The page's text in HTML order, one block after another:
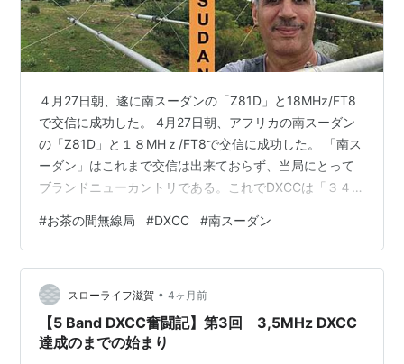
待できる。4アマに許されている最大電力が20ワットだ
からと言って、排気量に応じて自動車のナンバープレー
トの番号が変わるようなシステムはないからバレる心配
はまずないし、地方の放送局程度の設備なら電話一本で
即購入・設置できる。機材の操作は簡単。小学生にでも
動かせるから心配ない。
外国語ができないことを心配する必要もない。英語で覚
＝ファイブナイン＝無線用語で「よく聞こえてるよ」の
意）」と「サンキュー」の3つだけだ。幼稚園児にだっ
を使って、交信したという事実だけを構築すれば、それ
以上のコミュニケーションは百害あって一利なし。その
ようなドッグパイルにあって世間話に花を咲かせようも
４月27日朝、遂に南スーダンの「Z81D」と18MHz/FT8
で交信に成功した。 4月27日朝、アフリカの南スーダン
の「Z81D」と１８MHｚ/FT8で交信に成功した。 「南ス
ーダン」はこれまで交信は出来ておらず、当局にとって
ブランドニューカントリである。これでDXCCは「３４
唯一の局である「Z81D」はイラク人のDiyaさんが運用す
るもの。Diyaさんは今年コントラクトが切れ一旦本国に
帰国していたが、新しいコントラクトは4月から9月まで
予定のようである。 これまで「Z81D」とは3.5MHzから
28MHzのバンドにて交信の機会はあったものの…
#お茶の間無線局 #DXCC #南スーダン
スローライフ滋賀 • 4ヶ月前
【5 Band DXCC奮闘記】第3回 3,5MHz DXCC
達成のまでの始まり